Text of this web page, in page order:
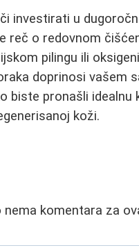
investirati u
reč o redovnom
pilingu ili
doprinosi vašem
biste pronašli
koži.
nema komentara za